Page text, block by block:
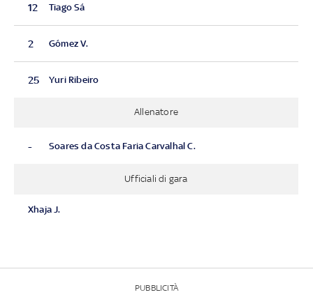
12 Tiago Sá
2 Gómez V.
25 Yuri Ribeiro
Allenatore
- Soares da Costa Faria Carvalhal C.
Ufficiali di gara
Xhaja J.
PUBBLICITÀ